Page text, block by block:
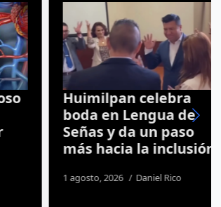
Huimilpan celebra
boda en Lengua de
Señas y da un paso
más hacia la inclusión
1 agosto, 2026 Daniel Rico